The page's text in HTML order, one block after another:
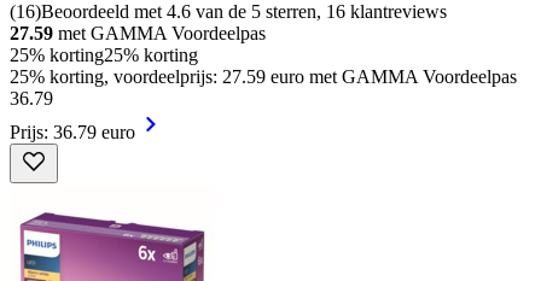
(16)Beoordeeld met 4.6 van de 5 sterren, 16 klantreviews
27.59 met GAMMA Voordeelpas
25% korting25% korting
25% korting, voordeelprijs: 27.59 euro met GAMMA Voordeelpas
36.79
Prijs: 36.79 euro